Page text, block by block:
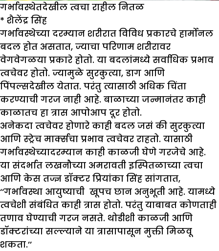
गर्भावस्थेतदेखील त्वचा राहील नितळ
* शैलेंद्र सिंह
गर्भावस्थेच्या दरम्यान शरीरात विविध प्रकारचे हार्मोनल
बदल होत असतात, ज्याचा परिणाम शरीरावर
वेगवेगळया प्रकारे होतो. या बदलांमध्ये सर्वाधिक प्रभाव
त्वचेवर होतो. ज्यामुळे सुरकुत्या, डाग आणि
पिंपल्सदेखील येतात. परंतु त्यासाठी अधिक चिंता
करण्याची गरज नाही आहे. बाळाच्या जन्मानंतर काही
काळातच हा त्रास आपोआप दूर होतो.
अनेकदा त्वचेवर होणारे काही बदल जसं की सुरकुत्या
आणि स्ट्रेच मार्क्सचा प्रभाव त्वचेवर राहतो. यासाठी
गर्भावस्थेच्यादरम्यान काही काळजी घेणे गरजेचे आहे.
या संदर्भात लखनौच्या अमरावती इस्पितळाच्या त्वचा
आणि केस तज्ज्ञ डॉक्टर प्रियांका सिंह सांगतात,
‘‘गर्भावस्था आयुष्याची खूपच छान अनुभूती आहे. यामध्ये
त्वचेशी संबंधित काही त्रास होतो. परंतु याबाबत कोणताही
तणाव घेण्याची गरज नसते. थोडीशी काळजी आणि
डॉक्टरांच्या सल्ल्याने या त्रासापासून मुक्ती मिळवू
शकता.’’